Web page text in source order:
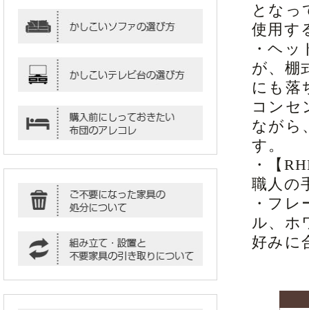
となっ
使用す
・ヘ
が、棚
にも落
コンセ
ながら
す。
・【
職人の
・フ
ル、ホ
好みに